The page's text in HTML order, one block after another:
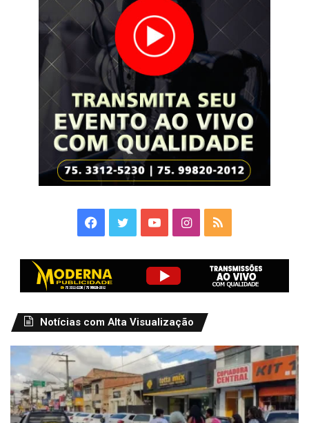
Facebook
TwitterYouTubeInstagram
RSS
Notícias com Alta Visualização